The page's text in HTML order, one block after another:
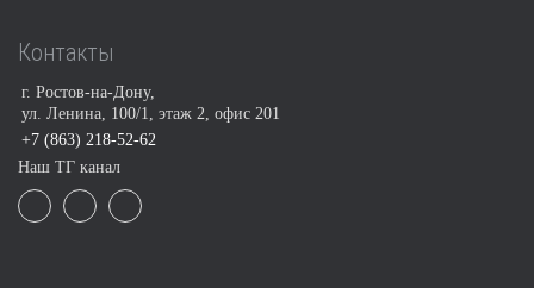
Контакты
г. Ростов-на-Дону,
ул. Ленина, 100/1, этаж 2, офис 201
+7 (863) 218-52-62
Наш ТГ канал